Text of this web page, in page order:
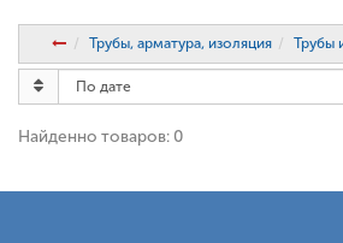
Трубы, арматура, изоляция Трубы
Найденно товаров: 0